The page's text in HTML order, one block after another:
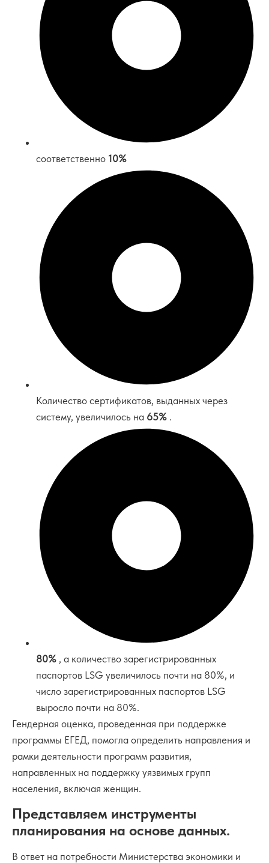
соответственно 10%
Количество сертификатов, выданных через
систему, увеличилось на 65% .
80% , а количество зарегистрированных
паспортов LSG увеличилось почти на 80%, и
число зарегистрированных паспортов LSG
выросло почти на 80%.
Гендерная оценка, проведенная при поддержке
программы ЕГЕД, помогла определить направления и
рамки деятельности программ развития,
направленных на поддержку уязвимых групп
населения, включая женщин.
Представляем инструменты
планирования на основе данных.
В ответ на потребности Министерства экономики и